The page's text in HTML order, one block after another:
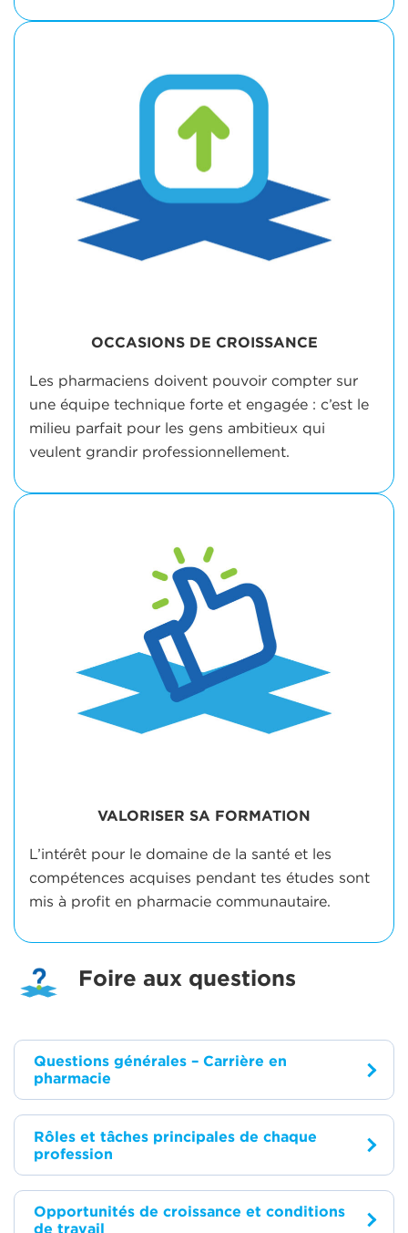
OCCASIONS DE CROISSANCE
Les pharmaciens doivent pouvoir compter sur
une équipe technique forte et engagée : c’est le
milieu parfait pour les gens ambitieux qui
veulent grandir professionnellement.
VALORISER SA FORMATION
L’intérêt pour le domaine de la santé et les
compétences acquises pendant tes études sont
mis à profit en pharmacie communautaire.
Foire aux questions
Questions générales – Carrière en
pharmacie
Comment savoir si une carrière en
pharmacie est faite pour moi?
Tu désires travailler dans le domaine de la
santé, dans un environnement souple qui
Pourquoi choisir la pharmacie
communautaire plutôt que d’autres
Rôles et tâches principales de chaque
profession
Assistant/Assistante technique en
pharmacie (ATP)
Opportunités de croissance et conditions
de travail